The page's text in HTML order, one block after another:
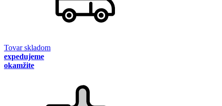
Tovar skladom
expedujeme
okamžite